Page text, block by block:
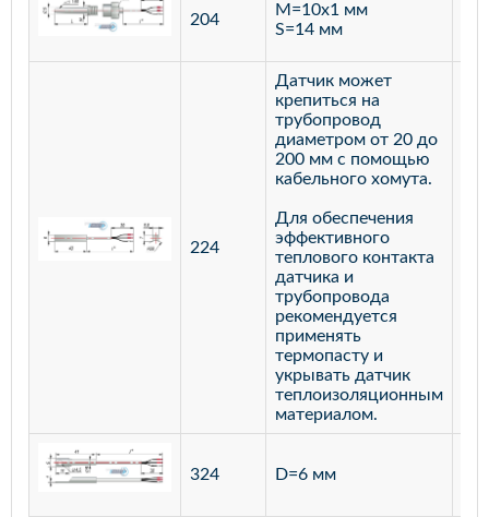
204
M=10х1 мм
S=14 мм
224
Датчик может
крепиться на
трубопровод
диаметром от 20 до
200 мм с помощью
кабельного хомута.
Для обеспечения
эффективного
теплового контакта
датчика и
трубопровода
рекомендуется
применять
термопасту и
укрывать датчик
теплоизоляционным
материалом.
324 D=6 мм